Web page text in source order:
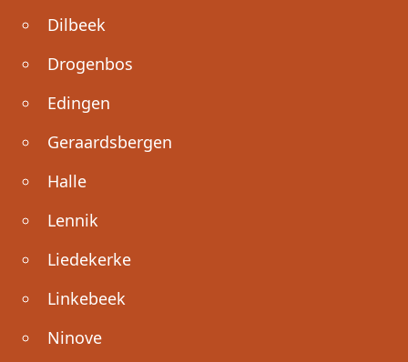
Dilbeek
Drogenbos
Edingen
Geraardsbergen
Halle
Lennik
Liedekerke
Linkebeek
Ninove